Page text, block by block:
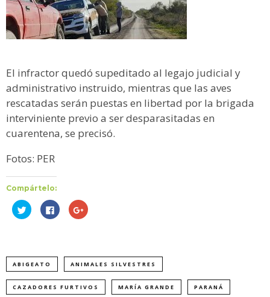
El infractor quedó supeditado al legajo judicial y
administrativo instruido, mientras que las aves
rescatadas serán puestas en libertad por la brigada
interviniente previo a ser desparasitadas en
cuarentena, se precisó.
Fotos: PER
Compártelo:
Haz
clic
abre
en
una
ventana
nueva)
Haz
clic
abre
una
ventana
nueva)
Haz
clic
abre
en
una
ventana
nueva)
ABIGEATO ANIMALES SILVESTRES
CAZADORES FURTIVOS MARÍA GRANDE PARANÁ